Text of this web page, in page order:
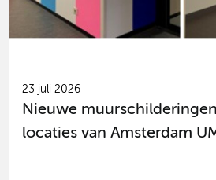
23 juli 2026
Nieuwe
locaties van Amsterdam